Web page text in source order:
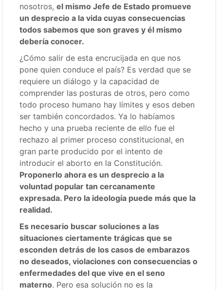
nosotros,el mismo Jefe de Estado promueve
un desprecio a la vida cuyas consecuencias
todos sabemos que son graves y él mismo
debería conocer.
¿Cómo salir de esta encrucijada en que nos
pone quien conduce el país? Es verdad que se
requiere un diálogo y la capacidad de
comprender las posturas de otros, pero como
todo proceso humano hay límites y esos deben
ser también concordados. Ya lo habíamos
hecho y una prueba reciente de ello fue el
rechazo al primer proceso constitucional, en
gran parte producido por el intento de
introducir el aborto en la Constitución.
Proponerlo ahora es un desprecio a la
voluntad popular tan cercanamente
expresada. Pero la ideología puede más que la
realidad.
Es necesario buscar soluciones a las
situaciones ciertamente trágicas que se
esconden detrás de los casos de embarazos
no deseados, violaciones con consecuencias o
enfermedades del que vive en el seno
materno. Pero esa solución no es la